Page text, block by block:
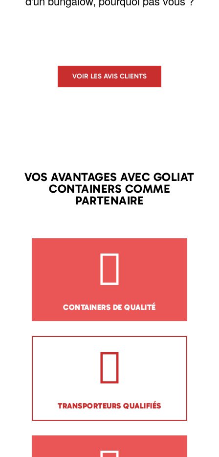
VOIR LES AVIS CLIENTS
VOS AVANTAGES AVEC GOLIAT
CONTAINERS COMME
PARTENAIRE
CONTAINERS DE QUALITÉ
TRANSPORTEURS QUALIFIÉS